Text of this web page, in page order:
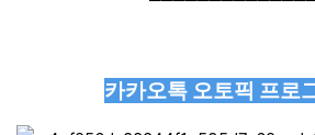
카카오톡 오토픽 프로